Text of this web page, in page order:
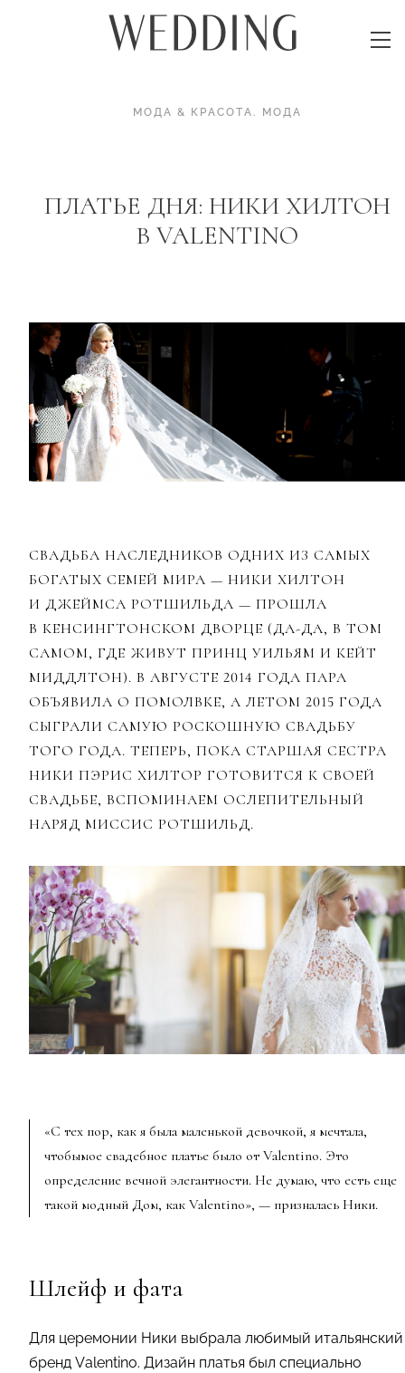
МОДА & КРАСОТА. МОДА
ПЛАТЬЕ ДНЯ: НИКИ ХИЛТОН
В VALENTINO
СВАДЬБА НАСЛЕДНИКОВ ОДНИХ ИЗ САМЫХ
БОГАТЫХ СЕМЕЙ МИРА — НИКИ ХИЛТОН
И ДЖЕЙМСА РОТШИЛЬДА — ПРОШЛА
В КЕНСИНГТОНСКОМ ДВОРЦЕ (ДА-ДА, В ТОМ
САМОМ, ГДЕ ЖИВУТ ПРИНЦ УИЛЬЯМ И КЕЙТ
МИДДЛТОН). В АВГУСТЕ 2014 ГОДА ПАРА
ОБЪЯВИЛА О ПОМОЛВКЕ, А ЛЕТОМ 2015 ГОДА
СЫГРАЛИ САМУЮ РОСКОШНУЮ СВАДЬБУ
ТОГО ГОДА. ТЕПЕРЬ, ПОКА СТАРШАЯ СЕСТРА
НИКИ ПЭРИС ХИЛТОР ГОТОВИТСЯ К СВОЕЙ
СВАДЬБЕ, ВСПОМИНАЕМ ОСЛЕПИТЕЛЬНЫЙ
НАРЯД МИССИС РОТШИЛЬД.
«С тех пор, как я была маленькой девочкой, я мечтала,
чтобымое свадебное платье было от Valentino. Это
определение вечной элегантности. Не думаю, что есть еще
такой модный Дом, как Valentino», — призналась Ники.
Шлейф и фата
Для церемонии Ники выбрала любимый итальянский
бренд Valentino. Дизайн платья был специально